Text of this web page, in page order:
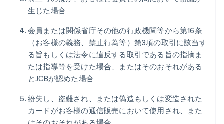
生じた場合
会員または関係省庁その他の行政機関等から第16条
（お客様の義務、禁止行為等）第3項の取引に該当す
る旨もしくは法令に違反する取引である旨の指摘ま
たは指導等を受けた場合、またはそのおそれがある
とJCBが認めた場合
紛失し、盗難され、または偽造もしくは変造された
カードがお客様の通信販売において使用され、また
はそのおそれがある場合